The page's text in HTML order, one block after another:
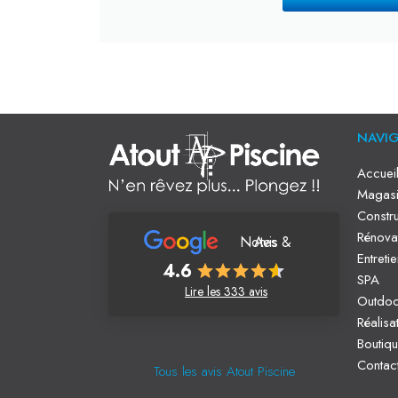
Notes & Avis
4.6
Lire les 333 avis
Tous les avis Atout Piscine
Accueil
SPA